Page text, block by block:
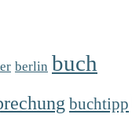
berlin buch
buchtipp